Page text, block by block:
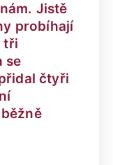
Jistě
probíhají
tři
se
čtyři